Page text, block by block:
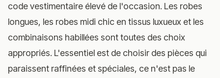
code vestimentaire élevé de l'occasion. Les robes
longues, les robes midi chic en tissus luxueux et les
combinaisons habillées sont toutes des choix
appropriés. L'essentiel est de choisir des pièces qui
paraissent raffinées et spéciales, ce n'est pas le